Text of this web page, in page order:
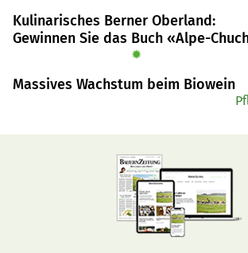
bewege sich der Schweizer Weinbau im
Vergleich sowohl im biologischen als
Schweizerische Weinbauernverband.
Kulinarisches Berner Oberland:
Gewinnen Sie das Buch «Alpe-
✹
Massives Wachstum beim Biowein